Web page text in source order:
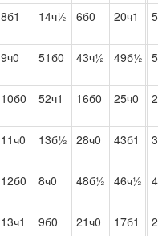
8б1 14ч½ 6б0 20ч1
9ч0 51б0 43ч½ 49б½
10б0 52ч1 16б0 25ч0
11ч0 13б½ 28ч0 43б1
12б0 8ч0 48б½ 46ч½
13ч1 9б0 21ч0 17б1